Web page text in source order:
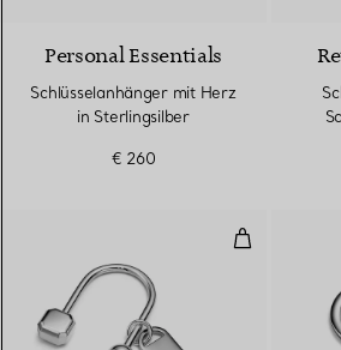
Personal Essentials
Schlüsselanhänger mit Herz
in Sterlingsilber
€ 260